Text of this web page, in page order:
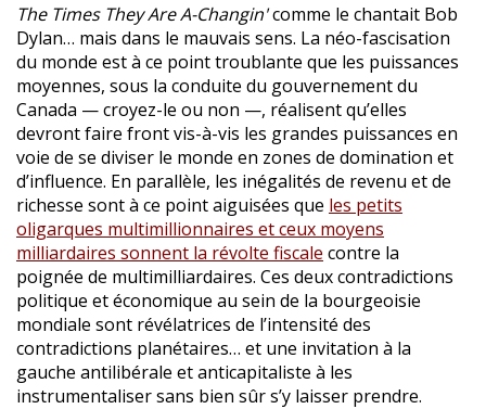
The Times They Are A-Changin'comme le chantait Bob
Dylan… mais dans le mauvais sens. La néo-fascisation
du monde est à ce point troublante que les puissances
moyennes, sous la conduite du gouvernement du
Canada — croyez-le ou non —, réalisent qu’elles
devront faire front vis-à-vis les grandes puissances en
voie de se diviser le monde en zones de domination et
d’influence. En parallèle, les inégalités de revenu et de
richesse sont à ce point aiguisées que les petits
oligarques multimillionnaires et ceux moyens
milliardaires sonnent la révolte fiscale contre la
poignée de multimilliardaires. Ces deux contradictions
politique et économique au sein de la bourgeoisie
mondiale sont révélatrices de l’intensité des
contradictions planétaires… et une invitation à la
gauche antilibérale et anticapitaliste à les
instrumentaliser sans bien sûr s’y laisser prendre.